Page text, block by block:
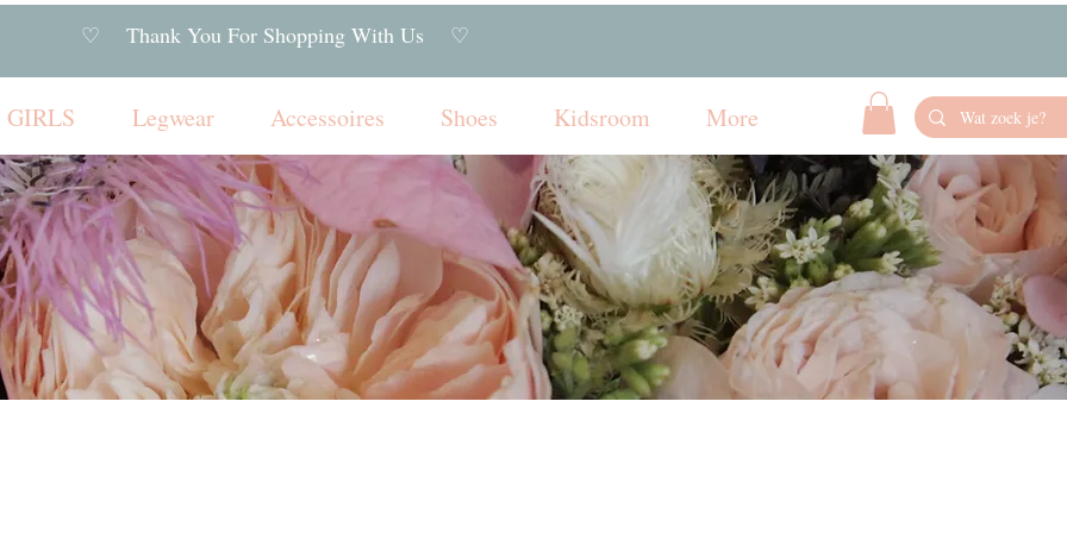
♡ Thank You For Shopping With Us ♡
GIRLS Legwear Accessoires Shoes Kidsroom More